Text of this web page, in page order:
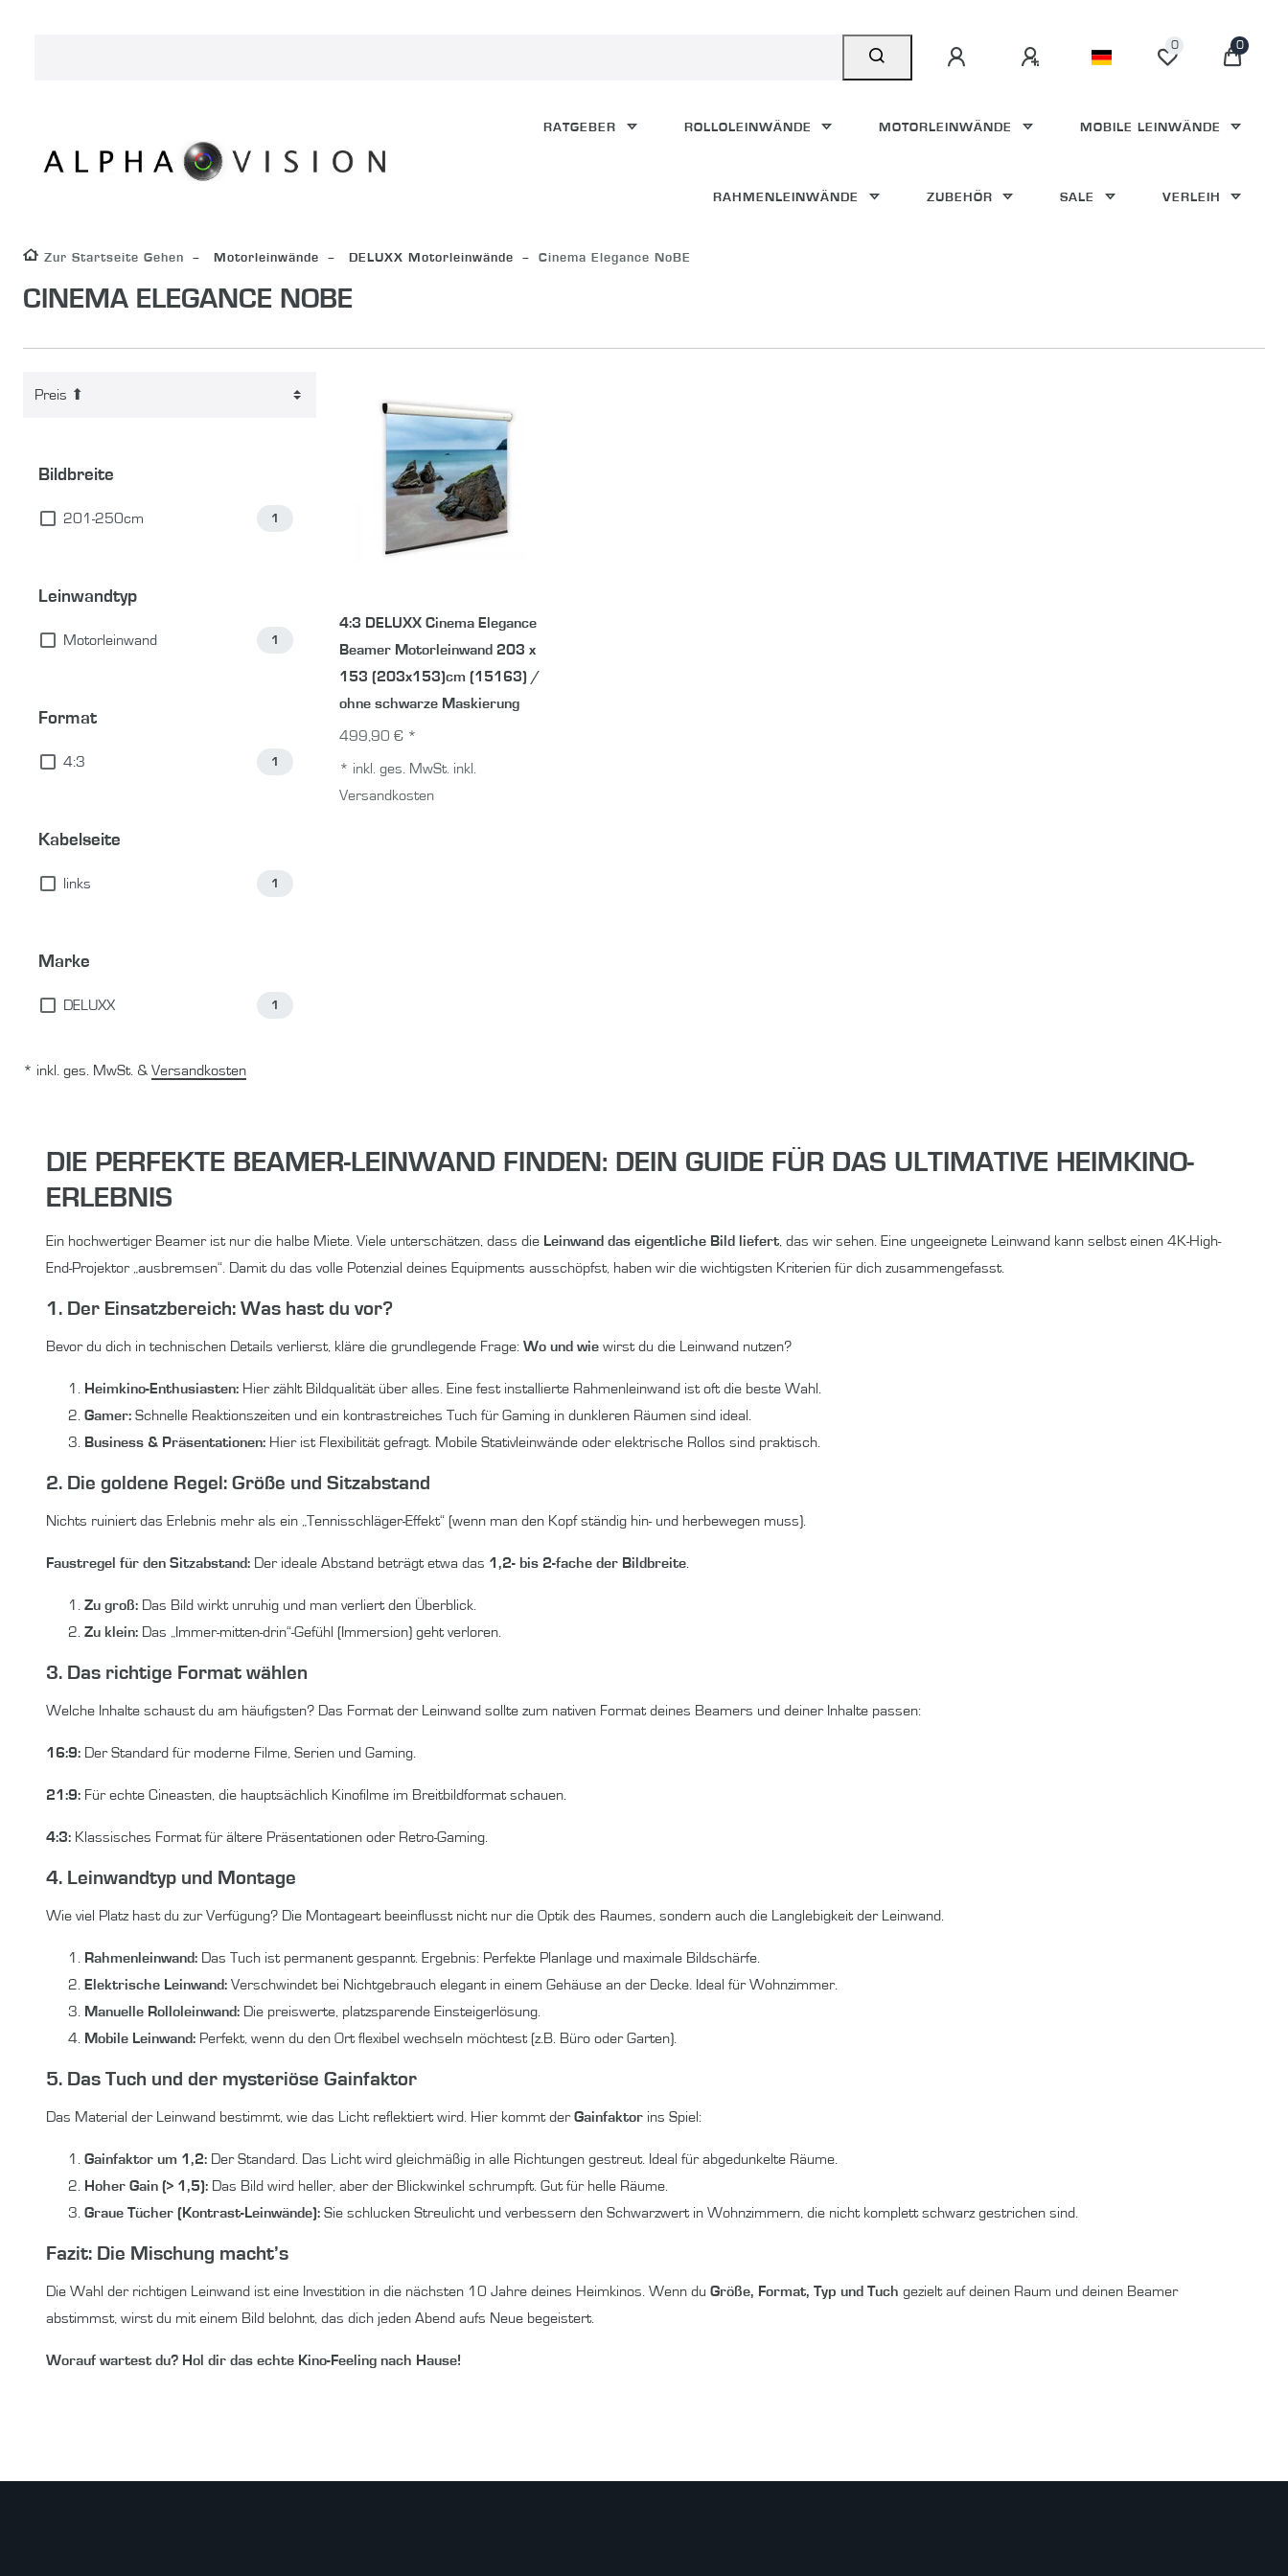
0 0
RATGEBER ROLLOLEINWÄNDE MOTORLEINWÄNDE MOBILE LEINWÄNDE
RAHMENLEINWÄNDE ZUBEHÖR SALE VERLEIH
Zur Startseite Gehen Motorleinwände DELUXX Motorleinwände Cinema Elegance NoBE
CINEMA ELEGANCE NOBE
Bildbreite
201-250cm 1
Leinwandtyp
Motorleinwand 1
Format
4:3 1
Kabelseite
links 1
Marke
DELUXX 1
4:3 DELUXX Cinema Elegance
Beamer Motorleinwand 203 x
153 (203x153)cm (15163) /
ohne schwarze Maskierung
499,90 € *
* inkl. ges. MwSt. inkl.
Versandkosten
* inkl. ges. MwSt. & Versandkosten
DIE PERFEKTE BEAMER-LEINWAND FINDEN: DEIN GUIDE FÜR DAS ULTIMATIVE HEIMKINO-
ERLEBNIS
Ein hochwertiger Beamer ist nur die halbe Miete. Viele unterschätzen, dass die Leinwand das eigentliche Bild liefert , das wir sehen. Eine ungeeignete Leinwand kann selbst einen 4K-High-
End-Projektor „ausbremsen“. Damit du das volle Potenzial deines Equipments ausschöpfst, haben wir die wichtigsten Kriterien für dich zusammengefasst.
1. Der Einsatzbereich: Was hast du vor?
Bevor du dich in technischen Details verlierst, kläre die grundlegende Frage: Wo und wie wirst du die Leinwand nutzen?
Heimkino-Enthusiasten: Hier zählt Bildqualität über alles. Eine fest installierte Rahmenleinwand ist oft die beste Wahl.
Gamer: Schnelle Reaktionszeiten und ein kontrastreiches Tuch für Gaming in dunkleren Räumen sind ideal.
Business & Präsentationen: Hier ist Flexibilität gefragt. Mobile Stativleinwände oder elektrische Rollos sind praktisch.
2. Die goldene Regel: Größe und Sitzabstand
Nichts ruiniert das Erlebnis mehr als ein „Tennisschläger-Effekt“ (wenn man den Kopf ständig hin- und herbewegen muss).
Faustregel für den Sitzabstand: Der ideale Abstand beträgt etwa das 1,2- bis 2-fache der Bildbreite
Zu groß: Das Bild wirkt unruhig und man verliert den Überblick.
Zu klein: Das „Immer-mitten-drin“-Gefühl (Immersion) geht verloren.
3. Das richtige Format wählen
Welche Inhalte schaust du am häufigsten? Das Format der Leinwand sollte zum nativen Format deines Beamers und deiner Inhalte passen:
16:9: Der Standard für moderne Filme, Serien und Gaming.
21:9: Für echte Cineasten, die hauptsächlich Kinofilme im Breitbildformat schauen.
4:3: Klassisches Format für ältere Präsentationen oder Retro-Gaming.
4. Leinwandtyp und Montage
Wie viel Platz hast du zur Verfügung? Die Montageart beeinflusst nicht nur die Optik des Raumes, sondern auch die Langlebigkeit der Leinwand.
Rahmenleinwand: Das Tuch ist permanent gespannt. Ergebnis: Perfekte Planlage und maximale Bildschärfe.
Elektrische Leinwand: Verschwindet bei Nichtgebrauch elegant in einem Gehäuse an der Decke. Ideal für Wohnzimmer.
Manuelle Rolloleinwand: Die preiswerte, platzsparende Einsteigerlösung.
Mobile Leinwand: Perfekt, wenn du den Ort flexibel wechseln möchtest (z.B. Büro oder Garten).
5. Das Tuch und der mysteriöse Gainfaktor
Das Material der Leinwand bestimmt, wie das Licht reflektiert wird. Hier kommt derGainfaktor ins Spiel:
Gainfaktor um 1,2: Der Standard. Das Licht wird gleichmäßig in alle Richtungen gestreut. Ideal für abgedunkelte Räume.
Hoher Gain (> 1,5): Das Bild wird heller, aber der Blickwinkel schrumpft. Gut für helle Räume.
Graue Tücher (Kontrast-Leinwände): Sie schlucken Streulicht und verbessern den Schwarzwert in Wohnzimmern, die nicht komplett schwarz gestrichen sind.
Fazit: Die Mischung macht’s
Die Wahl der richtigen Leinwand ist eine Investition in die nächsten 10 Jahre deines Heimkinos. Wenn du Größe, Format, Typ und Tuch gezielt auf deinen Raum und deinen Beamer
abstimmst, wirst du mit einem Bild belohnt, das dich jeden Abend aufs Neue begeistert.
Worauf wartest du? Hol dir das echte Kino-Feeling nach Hause!